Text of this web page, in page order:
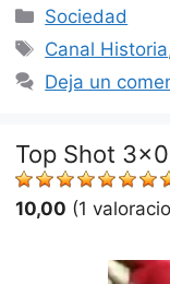
Categorías
Sociedad
Etiquetas
Canal Historia
Deja un
Top Shot
10,00 (1